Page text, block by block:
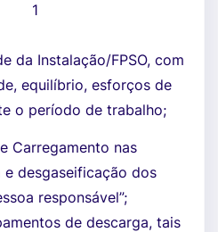
1
da Instalação/FPSO, com
equilíbrio, esforços de
o período de trabalho;
Carregamento nas
desgaseificação dos
responsável”;
de descarga, tais